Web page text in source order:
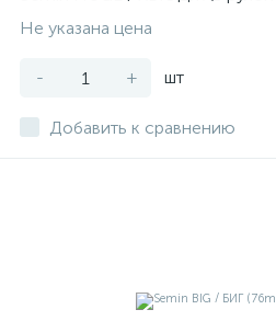
Не указана цена
- + шт
Добавить к сравнению